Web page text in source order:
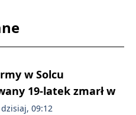
w Solcu
19-latek zmarł w
dzisiaj, 09:12